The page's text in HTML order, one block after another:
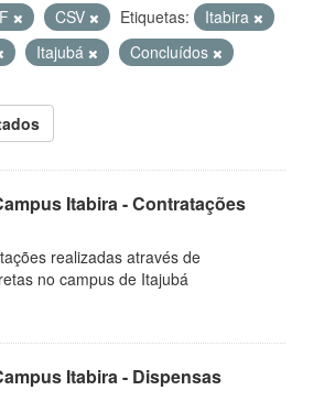
CSV Etiquetas:
Itabira
Itajubá
Concluídos
Itabira - Contratações
realizadas através de
no campus de Itajubá
Itabira - Dispensas